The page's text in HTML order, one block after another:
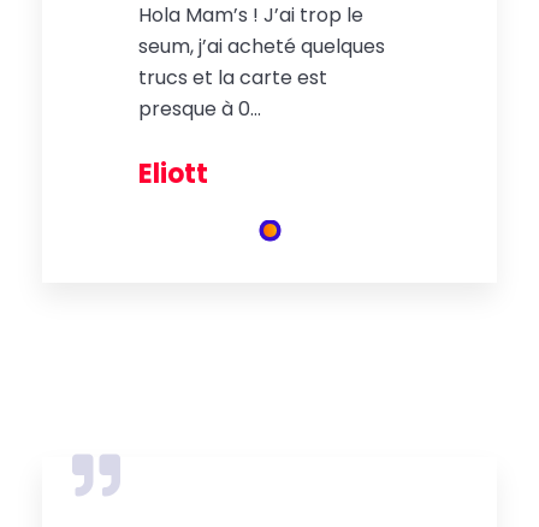
Hola Mam’s ! J’ai trop le
seum, j’ai acheté quelques
trucs et la carte est
presque à 0…
Eliott